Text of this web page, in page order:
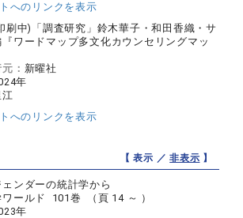
へのリンクを表示
刷中)「調査研究」鈴木華子・和田香織・サ
『ワードマップ多文化カウンセリングマッ
： 新曜社
年
江
へのリンクを表示
【 表示 ／非表示 】
ェンダーの統計学から
ワールド 101巻 （頁 14 ～ ）
年